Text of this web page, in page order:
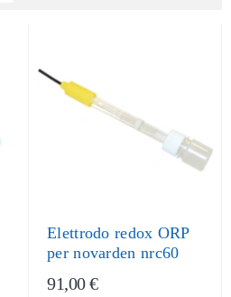
Elettrodo redox ORP
per novarden nrc60
91,00 €